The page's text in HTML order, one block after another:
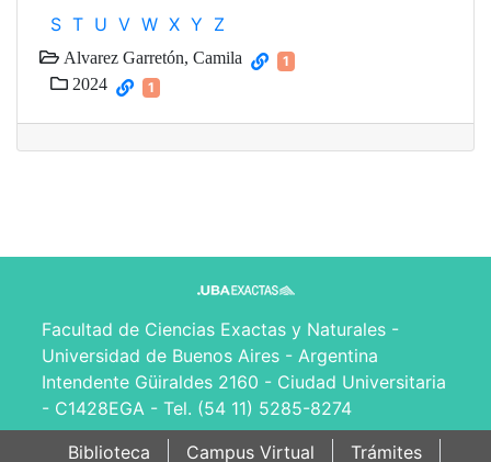
S T U V W X Y Z
Alvarez Garretón, Camila 1
2024 1
Facultad de Ciencias Exactas y Naturales -
Universidad de Buenos Aires - Argentina
Intendente Güiraldes 2160 - Ciudad Universitaria
- C1428EGA - Tel. (54 11) 5285-8274
Biblioteca
Campus Virtual Trámites